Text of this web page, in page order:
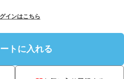
インはこちら
トに入れる